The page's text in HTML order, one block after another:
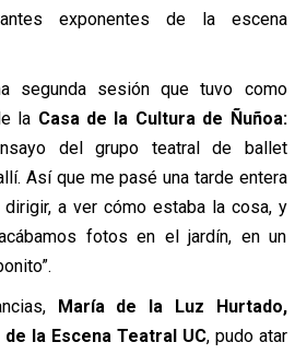
exponentes de la escena
segunda sesión que tuvo como
la Casa de la Cultura de Ñuñoa:
del grupo teatral de ballet
Así que me pasé una tarde entera
a ver cómo estaba la cosa, y
fotos en el jardín, en un
María de la Luz Hurtado,
la Escena Teatral UC, pudo atar